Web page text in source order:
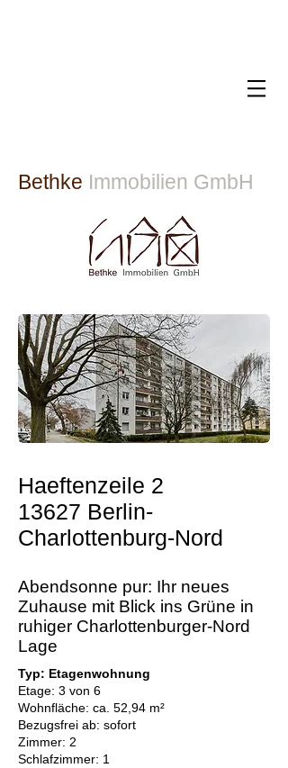
Bethke Immobilien GmbH​
Haeftenzeile 2
13627 Berlin-
Charlottenburg-Nord
Abendsonne pur: Ihr neues
Zuhause mit Blick ins Grüne in
ruhiger Charlottenburger-Nord
Lage
Typ: Etagenwohnung
Etage: 3 von 6
Wohnfläche: ca. 52,94 m²
Bezugsfrei ab: sofort
Zimmer: 2
Schlafzimmer: 1